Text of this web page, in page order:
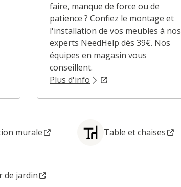
faire, manque de force ou de
patience ? Confiez le montage et
l'installation de vos meubles à nos
experts NeedHelp dès 39€. Nos
équipes en magasin vous
conseillent.
Plus d'info
murale Table et chaises
de jardin